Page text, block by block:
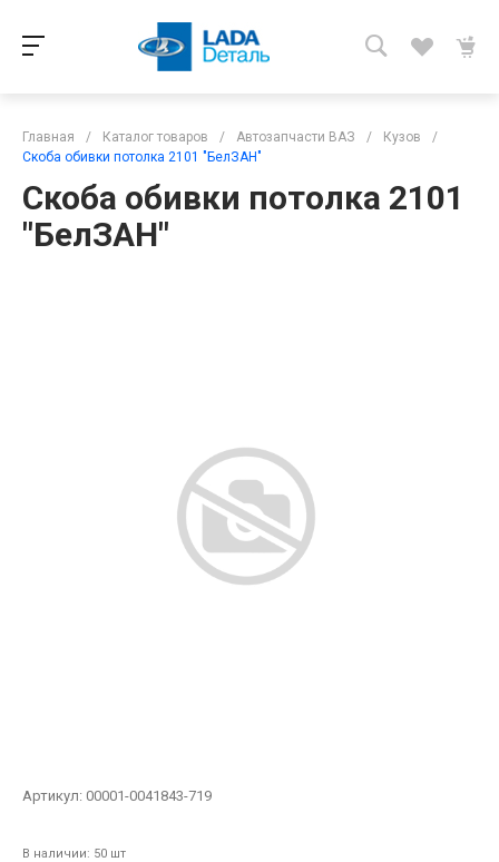
Главная / Каталог товаров / Автозапчасти ВАЗ / Кузов
/
Скоба обивки потолка 2101 "БелЗАН"
Скоба обивки потолка 2101
"БелЗАН"
Артикул: 00001-0041843-719
В наличии: 50 шт